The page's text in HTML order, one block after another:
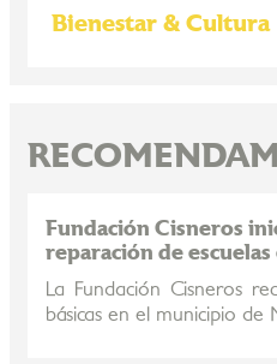
Bienestar & Cultura
Fundación Cisneros
reparación de escuelas
La Fundación Cisneros
básicas en el municipio de